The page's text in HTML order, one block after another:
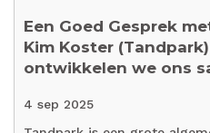
Een Goed Gesprek
Kim Koster
ontwikkelen we ons
4 sep 2025